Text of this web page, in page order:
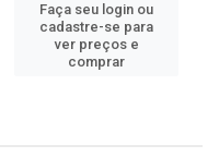
Faça seu login ou
cadastre-se para
ver preços e
comprar